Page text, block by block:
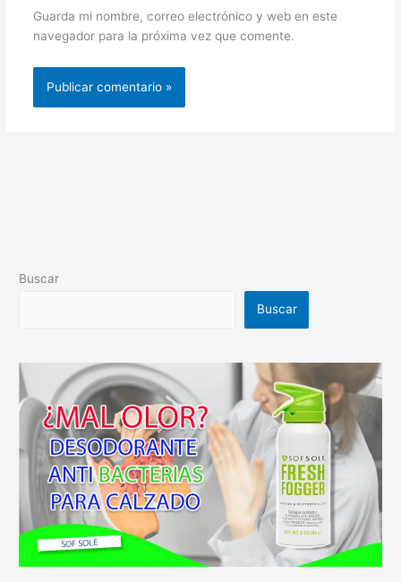
Guarda mi nombre, correo electrónico y web en este
navegador para la próxima vez que comente.
Buscar
Buscar